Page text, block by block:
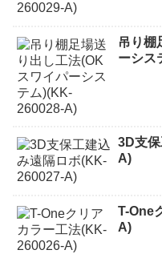
吊り棚
ーシス
3D支
A)
T-One
A)